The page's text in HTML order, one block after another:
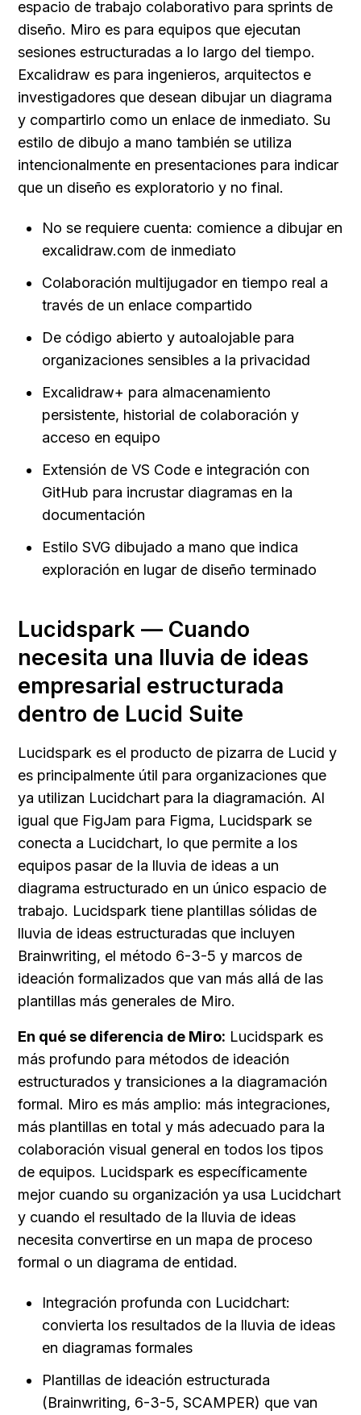
espacio de trabajo colaborativo para sprints de
diseño. Miro es para equipos que ejecutan
sesiones estructuradas a lo largo del tiempo.
Excalidraw es para ingenieros, arquitectos e
investigadores que desean dibujar un diagrama
y compartirlo como un enlace de inmediato. Su
estilo de dibujo a mano también se utiliza
intencionalmente en presentaciones para indicar
que un diseño es exploratorio y no final.
No se requiere cuenta: comience a dibujar en
excalidraw.com de inmediato
Colaboración multijugador en tiempo real a
través de un enlace compartido
De código abierto y autoalojable para
organizaciones sensibles a la privacidad
Excalidraw+ para almacenamiento
persistente, historial de colaboración y
acceso en equipo
Extensión de VS Code e integración con
GitHub para incrustar diagramas en la
documentación
Estilo SVG dibujado a mano que indica
exploración en lugar de diseño terminado
Lucidspark — Cuando
necesita una lluvia de ideas
empresarial estructurada
dentro de Lucid Suite
Lucidspark es el producto de pizarra de Lucid y
es principalmente útil para organizaciones que
ya utilizan Lucidchart para la diagramación. Al
igual que FigJam para Figma, Lucidspark se
conecta a Lucidchart, lo que permite a los
equipos pasar de la lluvia de ideas a un
diagrama estructurado en un único espacio de
trabajo. Lucidspark tiene plantillas sólidas de
lluvia de ideas estructuradas que incluyen
Brainwriting, el método 6-3-5 y marcos de
ideación formalizados que van más allá de las
plantillas más generales de Miro.
En qué se diferencia de Miro: Lucidspark es
más profundo para métodos de ideación
estructurados y transiciones a la diagramación
formal. Miro es más amplio: más integraciones,
más plantillas en total y más adecuado para la
colaboración visual general en todos los tipos
de equipos. Lucidspark es específicamente
mejor cuando su organización ya usa Lucidchart
y cuando el resultado de la lluvia de ideas
necesita convertirse en un mapa de proceso
formal o un diagrama de entidad.
Integración profunda con Lucidchart:
convierta los resultados de la lluvia de ideas
en diagramas formales
Plantillas de ideación estructurada
(Brainwriting, 6-3-5, SCAMPER) que van